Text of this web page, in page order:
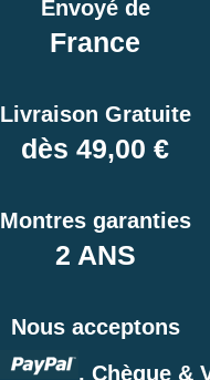
Envoyé de
France
Livraison Gratuite
dès 49,00 €
Montres garanties
2 ANS
Nous acceptons
, Chèque &